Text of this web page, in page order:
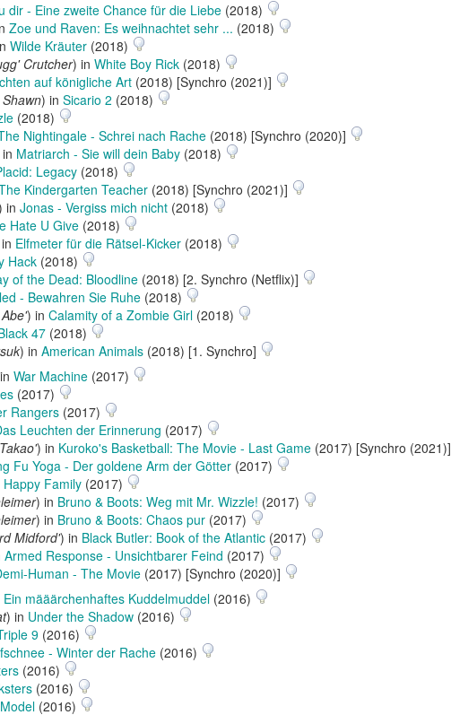
dir - Eine zweite Chance für die Liebe (2018)
Zoe und Raven: Es weihnachtet sehr ... (2018)
Wilde Kräuter (2018)
Crutcher) in White Boy Rick (2018)
auf königliche Art (2018) [Synchro (2021)]
) in Sicario 2 (2018)
(2018)
Nightingale - Schrei nach Rache (2018) [Synchro (2020)]
Matriarch - Sie will dein Baby (2018)
Legacy (2018)
Kindergarten Teacher (2018) [Synchro (2021)]
in Jonas - Vergiss mich nicht (2018)
Hate U Give (2018)
Elfmeter für die Rätsel-Kicker (2018)
Hack (2018)
of the Dead: Bloodline (2018) [2. Synchro (Netflix)]
- Bewahren Sie Ruhe (2018)
) in Calamity of a Zombie Girl (2018)
47 (2018)
) in American Animals (2018) [1. Synchro]
War Machine (2017)
(2017)
Rangers (2017)
Leuchten der Erinnerung (2017)
) in Kuroko's Basketball: The Movie - Last Game (2017) [Synchro (2021)]
Fu Yoga - Der goldene Arm der Götter (2017)
Happy Family (2017)
) in Bruno & Boots: Weg mit Mr. Wizzle! (2017)
) in Bruno & Boots: Chaos pur (2017)
Midford') in Black Butler: Book of the Atlantic (2017)
Armed Response - Unsichtbarer Feind (2017)
Human - The Movie (2017) [Synchro (2020)]
määärchenhaftes Kuddelmuddel (2016)
) in Under the Shadow (2016)
9 (2016)
- Winter der Rache (2016)
(2016)
(2016)
(2016)